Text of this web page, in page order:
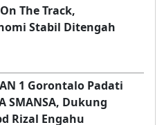
The Track,
Stabil Ditengah
1 Gorontalo Padati
SMANSA, Dukung
Rizal Engahu